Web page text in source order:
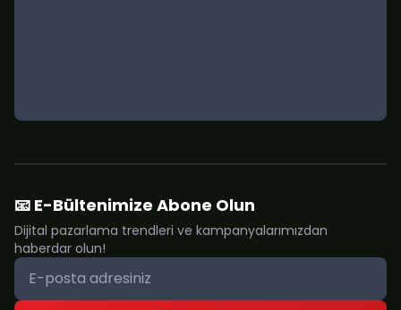
📧 E-Bültenimize Abone Olun
Dijital pazarlama trendleri ve kampanyalarımızdan
haberdar olun!